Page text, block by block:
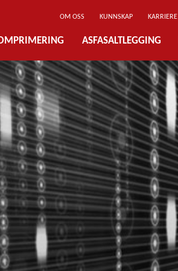
OM OSS KUNNSKAP KARRIERE
ASFASALTLEGGING